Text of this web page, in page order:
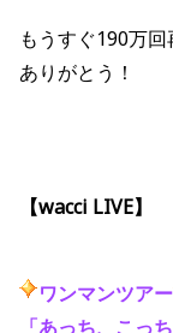
もうすぐ190万回
ありがとう！
【wacci LIVE】
ワンマンツアー
「あっち、こっ